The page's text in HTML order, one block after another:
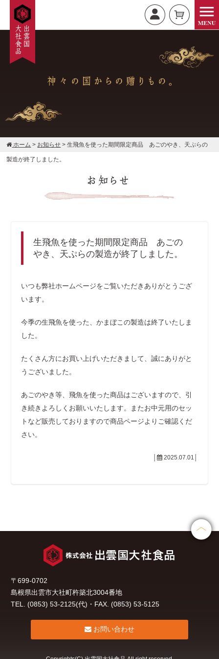
ホーム > お知らせ >生飛魚を使った期間限定商品 あごのやき、天ぷらの
製造が終了しました。
生飛魚を使った期間限定商品 あごの
やき、天ぷらの製造が終了しました。
いつも弊社ホームページをご覧いただきありがとうござ
います。
今季の生飛魚を使った、かまぼこの製造は終了いたしま
した。
たくさん方にお買い上げいただきまして、誠にありがと
うございました。
あごのやき等、飛魚を使った商品はございますので、引
き続きよろしくお願いいたします。またお中元用のセッ
トなど販売しておりますので商品ページよりご確認くだ
さい。
2025.07.01│
〒699-0702
島根県出雲市大社町杵築北3004番地
TEL. (0853) 53-2125(代)・FAX. (0853) 53-5125
お問い合わせ